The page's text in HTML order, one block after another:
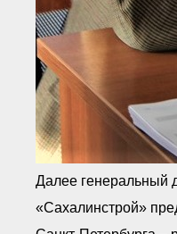
Далее генеральный
«Сахалинстрой»